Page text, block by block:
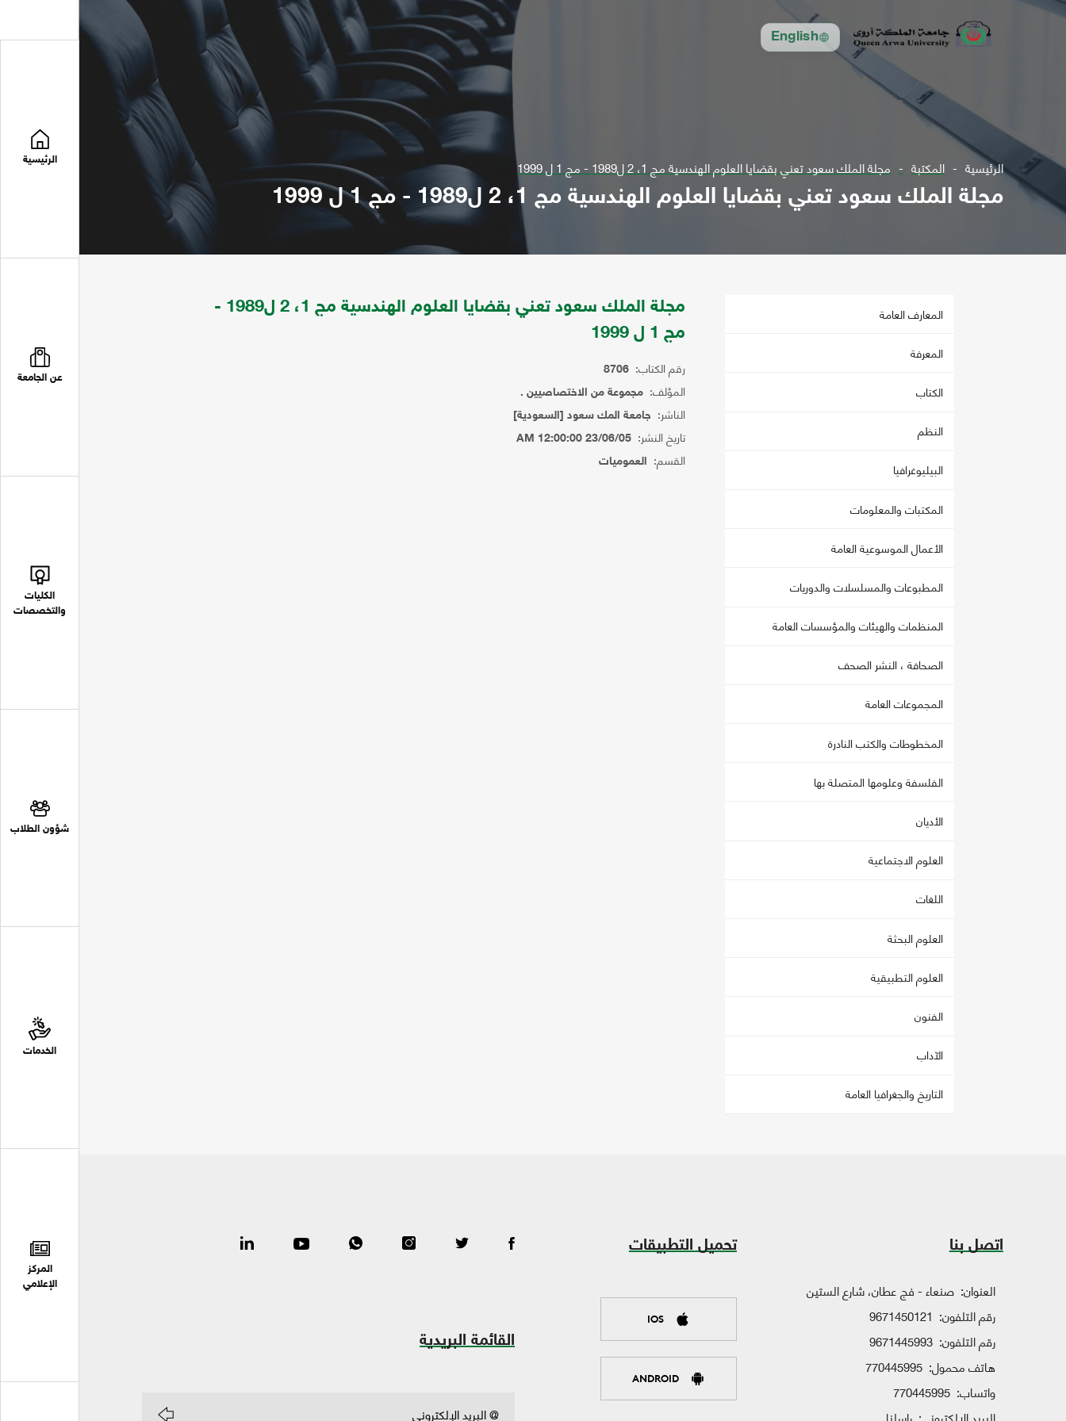
English
الرئيسية
عن الجامعة
الكليات
والتخصصات
شؤون الطلاب
الخدمات
المركز
الإعلامي
الرئيسية المكتبة مجلة الملك سعود تعني بقضايا العلوم الهندسية مج 1، 2 ل1989 - مج 1 ل 1999
مجلة الملك سعود تعني بقضايا العلوم الهندسية مج 1، 2 ل1989 - مج 1 ل 1999
المعارف العامة
المعرفة
الكتاب
النظم
البيليوغرافيا
المكتبات والمعلومات
الأعمال الموسوعية العامة
المطبوعات والمسلسلات والدوريات
المنظمات والهيئات والمؤسسات العامة
الصحافة ، النشر الصحف
المجموعات العامة
المخطوطات والكتب النادرة
الفلسفة وعلومها المتصلة بها
الأديان
العلوم الاجتماعية
اللغات
العلوم البحثة
العلوم التطبيقية
الفنون
الآداب
التاريخ والجغرافيا العامة
مجلة الملك سعود تعني بقضايا العلوم الهندسية مج 1، 2 ل1989 -
مج 1 ل 1999
رقم الكتاب: 8706
المؤلف: مجموعة من الاختصاصيين .
الناشر: جامعة المك سعود [السعودية]
تاريخ النشر: 23/06/05 12:00:00 AM
القسم: العموميات
اتصل بنا
العنوان: صنعاء - فج عطان، شارع الستين
رقم التلفون: 9671450121
رقم التلفون: 9671445993
هاتف محمول: 770445995
واتساب: 770445995
تحميل التطبيقات
IOS
ANDROID
القائمة البريدية